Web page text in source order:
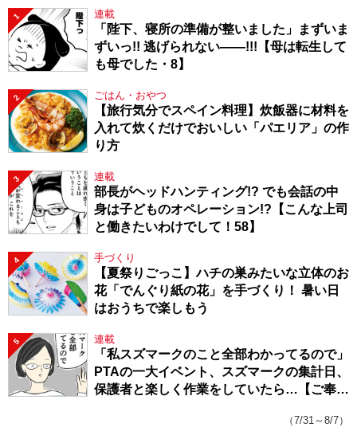
1 連載
「陛下、寝所の準備が整いました」まずいま
ずいっ!! 逃げられない――!!!【母は転生して
も母でした・8】
2 ごはん・おやつ
【旅行気分でスペイン料理】炊飯器に材料を
入れて炊くだけでおいしい「パエリア」の作
り方
3 連載
部長がヘッドハンティング!? でも会話の中
身は子どものオペレーション!?【こんな上司
と働きたいわけでして！58】
4 手づくり
【夏祭りごっこ】ハチの巣みたいな立体のお
花「でんぐり紙の花」を手づくり！ 暑い日
はおうちで楽しもう
5 連載
「私スズマークのこと全部わかってるので」
PTAの一大イベント、スズマークの集計日、
保護者と楽しく作業をしていたら…【ご奉仕
（7/31～8/7）